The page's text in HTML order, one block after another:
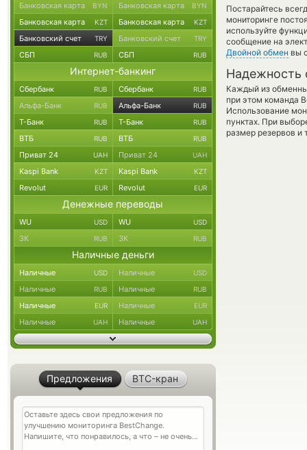
Постарайтесь
мониторинге
используйте
сообщение на
Двойной обмен вы
Надежность
Каждый из
при этом команда
Использование
пунктах. При
размер резервов и
Банковская карта BYN Банковская карта BYN
Банковская карта KZT Банковская карта KZT
Банковский счет TRY Банковский счет TRY
СБП RUB СБП RUB
Интернет-банкинг
Сбербанк RUB Сбербанк RUB
Альфа-Банк RUB Альфа-Банк RUB
Т-Банк RUB Т-Банк RUB
ВТБ RUB ВТБ RUB
Приват 24 UAH Приват 24 UAH
Kaspi Bank KZT Kaspi Bank KZT
Revolut EUR Revolut EUR
Денежные переводы
WU USD WU USD
ЗК RUB ЗК RUB
Наличные деньги
Наличные USD Наличные USD
Наличные RUB Наличные RUB
Наличные EUR Наличные EUR
Наличные UAH Наличные UAH
Предложения BTC-кран